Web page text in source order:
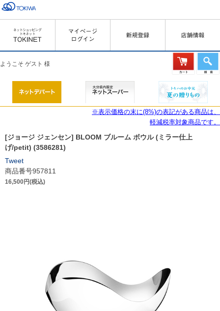
ようこそ ゲスト 様
※表示価格の末に(8%)の表記がある商品は、
軽減税率対象商品です。
[ジョージ ジェンセン] BLOOM ブルーム ボウル (ミラー仕上
げ/petit) (3586281)
Tweet
商品番号957811
16,500円(税込)